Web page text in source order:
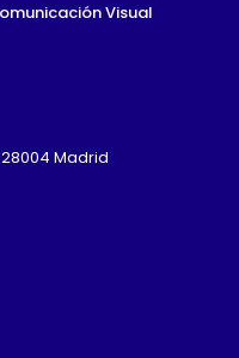
F Visual
Madrid